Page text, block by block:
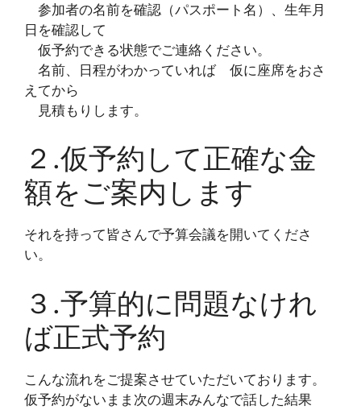
参加者の名前を確認（パスポート名）、生年月
日を確認して
仮予約できる状態でご連絡ください。
名前、日程がわかっていれば 仮に座席をおさ
えてから
見積もりします。
２.仮予約して正確な金
額をご案内します
それを持って皆さんで予算会議を開いてくださ
い。
３.予算的に問題なけれ
ば正式予約
こんな流れをご提案させていただいております。
仮予約がないまま次の週末みんなで話した結果